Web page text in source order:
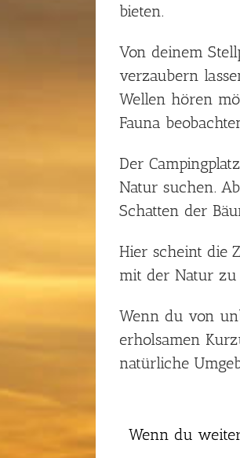
bieten.
Von deinem
verzaubern
Wellen hören
Fauna
Der
Natur suchen.
Schatten der
Hier scheint die
mit der Natur zu
Wenn du von
erholsamen
natürliche
Wenn du